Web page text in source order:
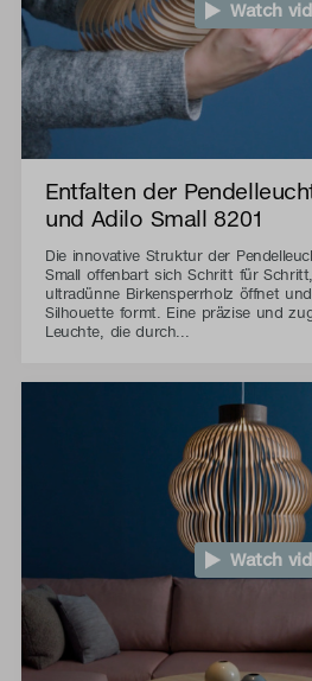
Watch
Entfalten der
und Adilo Small 8201
Die innovative Struktur der
Small offenbart sich Schritt für
ultradünne Birkensperrholz öffnet
Silhouette formt. Eine präzise und
Leuchte, die durch...
Watch